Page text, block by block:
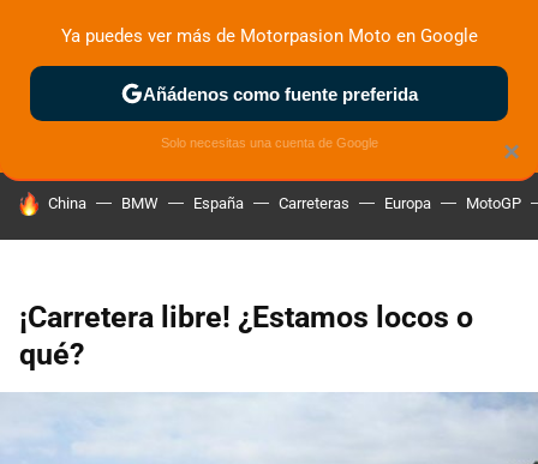
ZONA DE PRUEBAS DEPORTIVAS MOTOS ELÉCTRICAS
HOY SE HABLA DE
China BMW España Carreteras Europa MotoGP
¡Carretera libre! ¿Estamos locos o
qué?
×
Ya puedes ver más de Motorpasion Moto en Google
Añádenos como fuente preferida
Solo necesitas una cuenta de Google